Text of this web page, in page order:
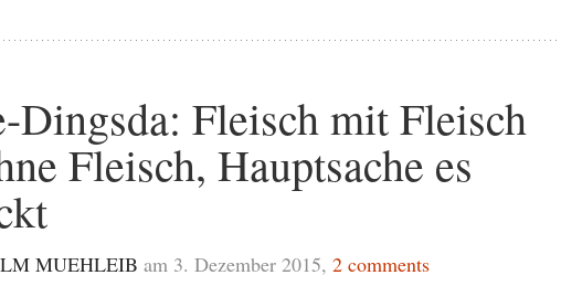
Dingsda: Fleisch mit Fleisch
Fleisch, Hauptsache es
MUEHLEIB am 3. Dezember 2015, 2 comments